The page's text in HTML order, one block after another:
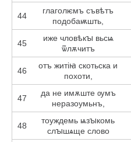
44
глаголѥмъ съвѣтъ
подобаѭшть,
45
иже чловѣкꙑ вьсѩ
ѿлѫчитъ
46
отъ житiꙗ скотьска и
похоти,
47
да не имѫште ѹмъ
неразоумьнъ,
48
тоуждемь ѩзꙑкомь
слꙑшѧще слово